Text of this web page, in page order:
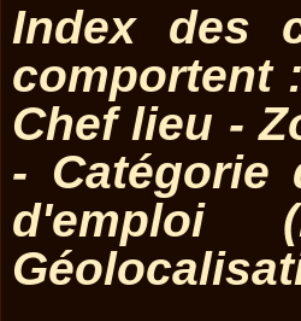
Index des
comportent
Chef lieu -
- Catégorie
d'emploi